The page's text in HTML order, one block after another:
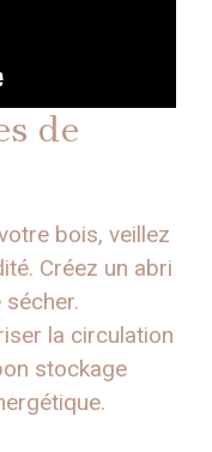
de
bois, veillez
Créez un abri
la circulation
stockage